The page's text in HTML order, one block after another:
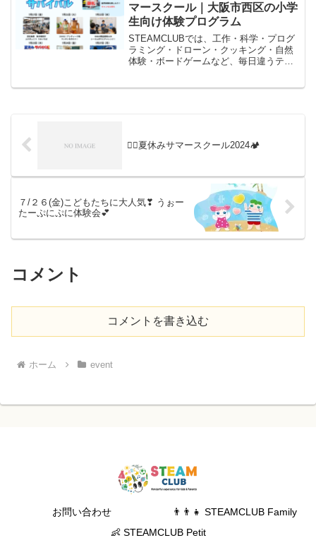
マースクール｜大阪市西区の小学
生向け体験プログラム
STEAMCLUBでは、工作・科学・プログ
ラミング・ドローン・クッキング・自然
体験・ボードゲームなど、毎日違うテー
しています。
🏄‍♂️夏休みサマースクール2024🏕
７/２６(金)こどもたちに大人気❣ うぉー
たーぷにぷに体験会💕
コメント
コメントを書き込む
ホーム event
お問い合わせ
👨‍👨‍👧 STEAMCLUB Family
👶 STEAMCLUB Petit